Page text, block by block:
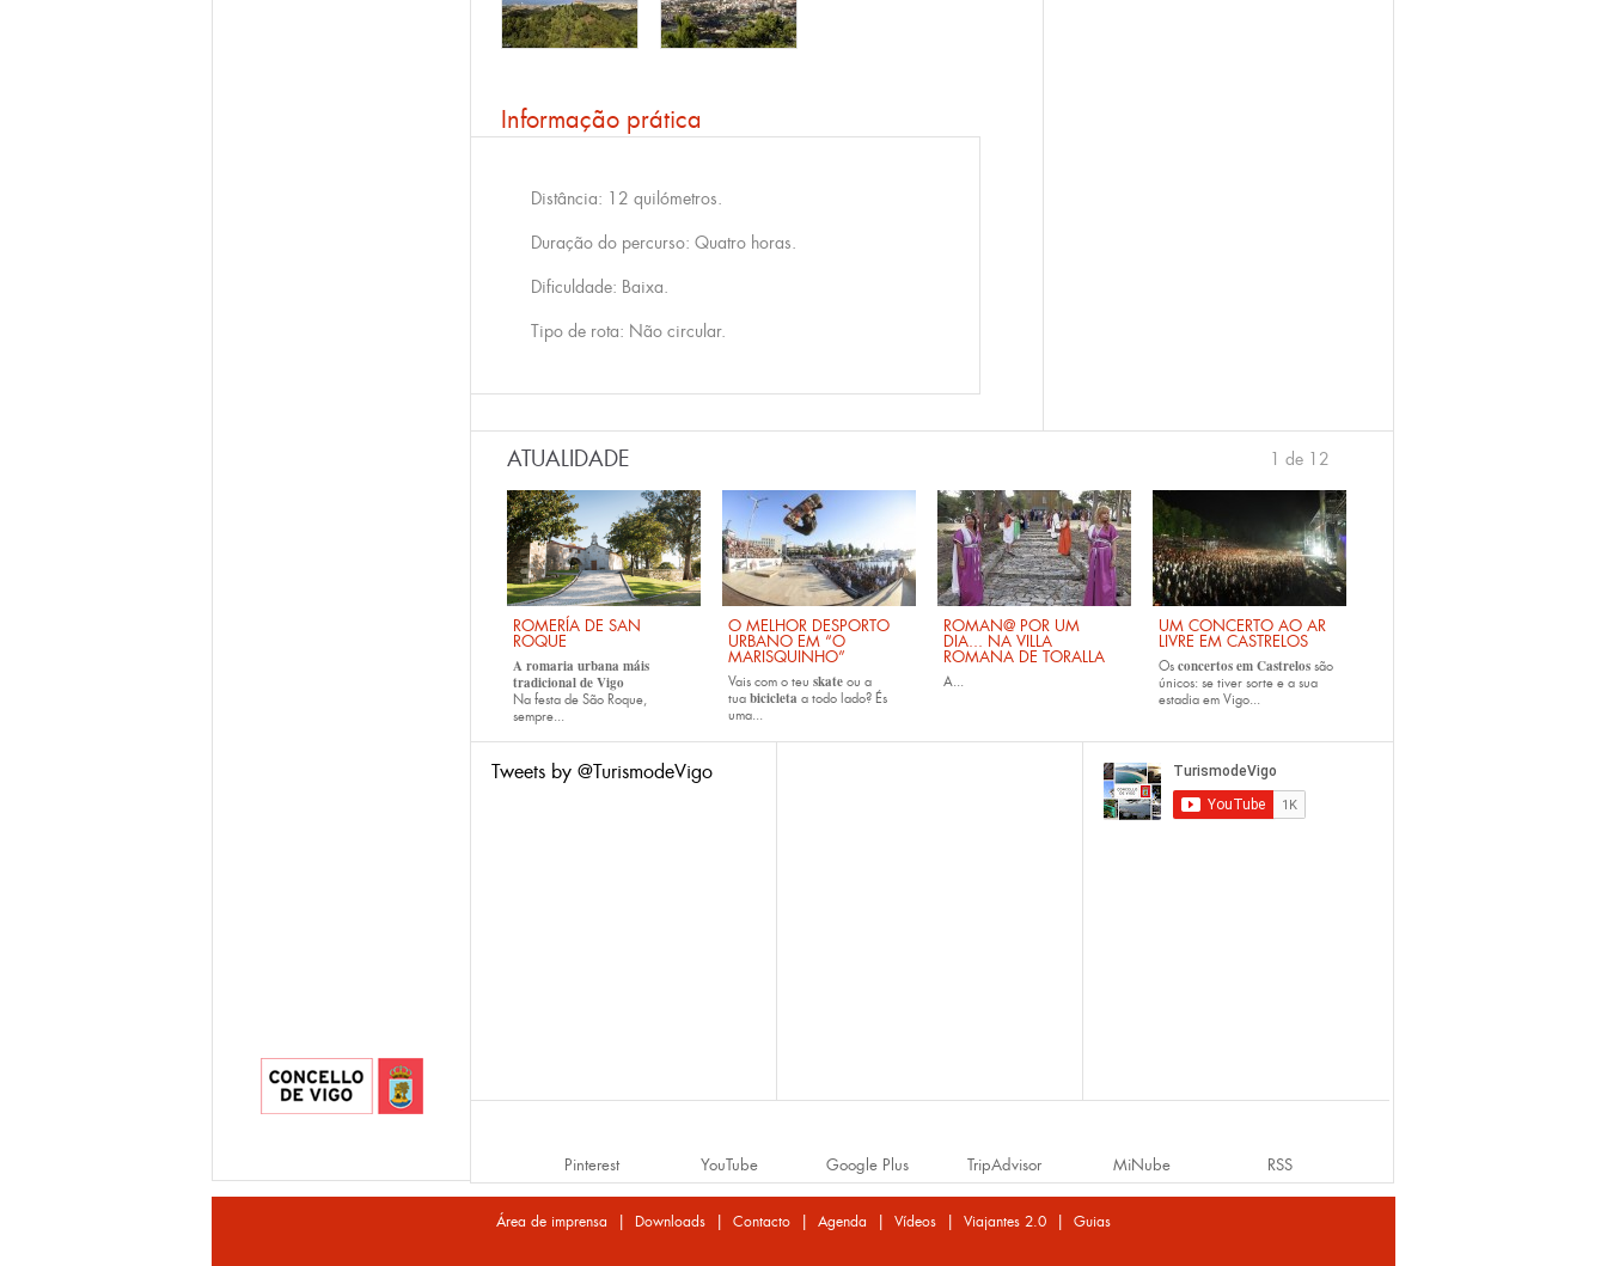
Informação prática
Distância: 12 quilómetros.
Duração do percurso: Quatro horas.
Dificuldade: Baixa.
Tipo de rota: Não circular.
ATUALIDADE
ROMERÍA DE SAN
ROQUE
A romaria urbana máis
tradicional de Vigo
Na festa de São Roque,
sempre...
O MELHOR DESPORTO
URBANO EM “O
MARISQUINHO”
Vais com o teu skate ou a
tua bicicleta a todo lado? És
uma...
ROMAN@ POR UM
DIA... NA VILLA
ROMANA DE TORALLA
A...
UM CONCERTO AO AR
LIVRE EM CASTRELOS
Os concertos em Castrelos são
únicos: se tiver sorte e a sua
estadia em Vigo...
1 de 12
Tweets by @TurismodeVigo
Pinterest YouTube Google Plus TripAdvisor MiNube RSS
Área de imprensa | Downloads | Contacto | Agenda | Vídeos | Viajantes 2.0 | Guias